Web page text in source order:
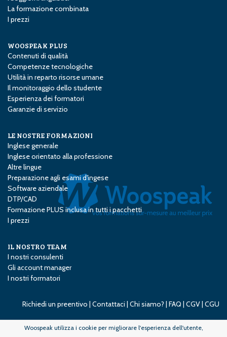
La formazione combinata
I prezzi
WOOSPEAK PLUS
Contenuti di qualità
Competenze tecnologiche
Utilità in reparto risorse umane
Il monitoraggio dello studente
Esperienza dei formatori
Garanzie di servizio
LE NOSTRE FORMAZIONI
Inglese generale
Inglese orientato alla professione
Altre lingue
Preparazione agli esami d'ingese
Software aziendale
DTP/CAD
Formazione PLUS inclusa in tutti i pacchetti
I prezzi
IL NOSTRO TEAM
I nostri consulenti
Gli account manager
I nostri formatori
Richiedi un preentivo | Contattaci | Chi siamo? | FAQ | CGV| CGU
Woospeak utilizza i cookie per migliorare l'esperienza dell'utente,